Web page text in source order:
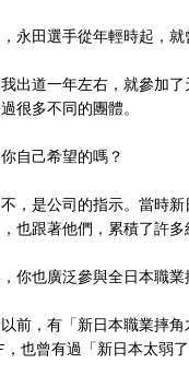
永田選手從年輕時起，就
出道一年左右，就參加
很多不同的團體。
自己希望的嗎？
，是公司的指示。當時
也跟著他們，累積了許多
你也廣泛參與全日本職業
前，有「新日本職業摔
，也曾有過「新日本太弱